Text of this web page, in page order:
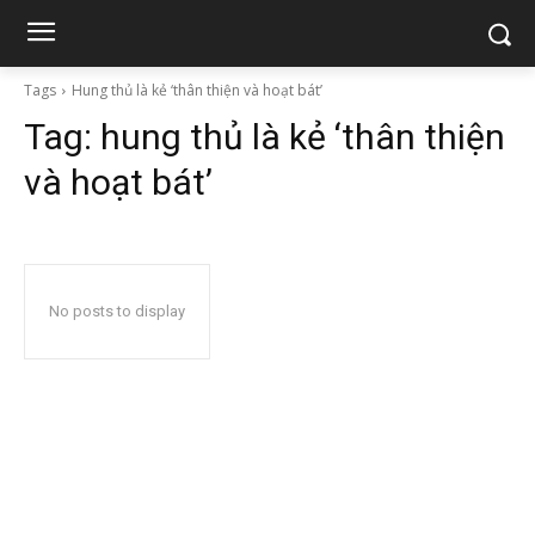
Tags Hung thủ là kẻ ‘thân thiện và hoạt bát’
Tag: hung thủ là kẻ ‘thân thiện
và hoạt bát’
No posts to display